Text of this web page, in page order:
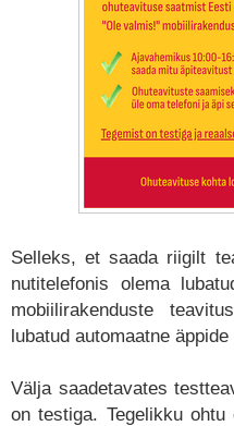
Selleks, et saada riigilt
nutitelefonis olema
mobiilirakenduste
lubatud automaatne äppide
Välja saadetavates
on testiga. Tegelikku